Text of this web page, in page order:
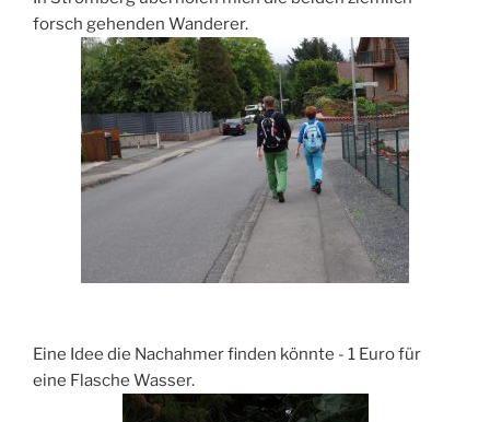
forsch gehenden Wanderer.
Eine Idee die Nachahmer finden könnte - 1 Euro für
eine Flasche Wasser.